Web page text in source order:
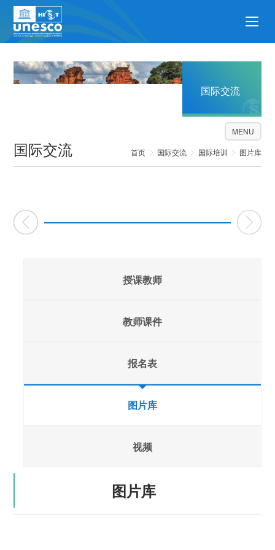
国际交流
国际交流 首页 国际交流 国际培训 图片库
MENU
授课教师
教师课件
报名表
图片库
视频
图片库